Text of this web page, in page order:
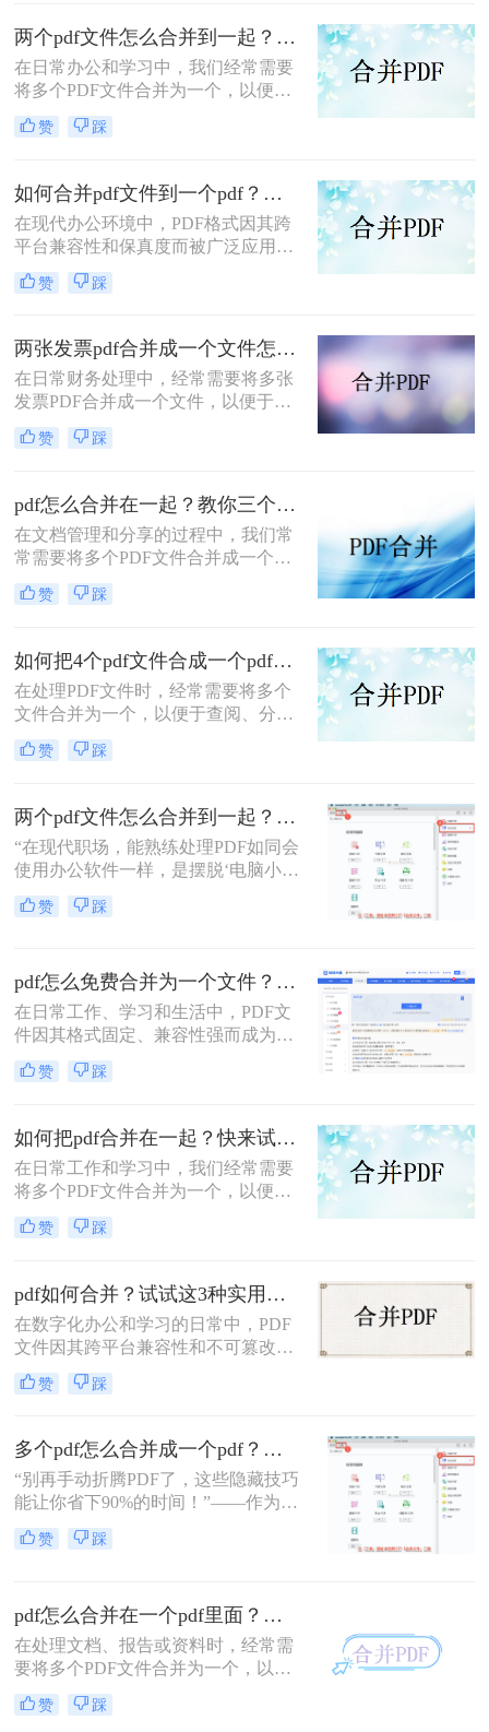
两个pdf文件怎么合并到一起？这三种合并方法超实用！
在日常办公和学习中，我们经常需要
将多个PDF文件合并为一个，以便于
阅读、分享或存档。那么两个pdf文件
怎么合并到一起呢？本文将介绍三种
赞 踩
如何合并pdf文件到一个pdf？分享三种不同的方法来帮助您轻松合并！
在现代办公环境中，PDF格式因其跨
平台兼容性和保真度而被广泛应用于
文档管理和分享。然而，当需要整合
多个PDF文件时，找到一种简单且有
何合并pdf文件到一个pdf呢？本文将
介绍三种不同的方法来帮助您轻松地
将多个PDF文件合并成一个PDF文
件。
赞 踩
两张发票pdf合并成一个文件怎么弄？掌握这3种方法轻松合并！
在日常财务处理中，经常需要将多张
发票PDF合并成一个文件，以便于归
档、分享或打印。那么两张发票pdf合
并成一个文件怎么弄呢？本文将介绍
的方法。
赞 踩
pdf怎么合并在一起？教你三个好用办法！
在文档管理和分享的过程中，我们常
常需要将多个PDF文件合并成一个单
一的文件，以简化发送、存储或打印
的过程。无论是为了创建综合报告、
握pdf怎么合并在一起是一项非常实用
的技能。本文将介绍三种不同的PDF
合并方法。
赞 踩
如何把4个pdf文件合成一个pdf？这3种合成方法请务必学会！
在处理PDF文件时，经常需要将多个
文件合并为一个，以便于查阅、分享
或存储。那么如何把4个pdf文件合成
一个pdf呢？本文将介绍三种将4个
赞 踩
两个pdf文件怎么合并到一起？3分钟教会你5种专业方法，最后一招绝了！
“在现代职场，能熟练处理PDF如同会
使用办公软件一样，是摆脱‘电脑小
白’标签、提升个人效率的隐形核心竞
争力。”——小编“领导刚把项目合同
急的！”这样的场景，你是否熟悉？
赞 踩
pdf怎么免费合并为一个文件？五种免费合并方法详解！
在日常工作、学习和生活中，PDF文
件因其格式固定、兼容性强而成为文
档交换的主流格式。然而，我们经常
遇到需要将多个PDF文件合并为一个
提交组合文档。虽然市面上有众多付
费软件提供PDF编辑功能，但免费方
案同样能高效完成任务。那么pdf怎么
免费合并为一个文件呢？本文将系统
介绍五种免费合并PDF文件的方法，
涵盖在线工具、桌面软件、命令行及
求。
赞 踩
如何把pdf合并在一起？快来试试这3种合并方法！
在日常工作和学习中，我们经常需要
将多个PDF文件合并为一个，以便于
查阅和分享。那么如何把pdf合并在一
起呢？本文将介绍三种常用的PDF合
赞 踩
pdf如何合并？试试这3种实用合并方法！
在数字化办公和学习的日常中，PDF
文件因其跨平台兼容性和不可篡改性
而广受欢迎。然而，当需要处理多个
PDF文件时，将它们合并成一个文件
并呢？本文将介绍三种合并PDF文件
的方法。
赞 踩
多个pdf怎么合并成一个pdf？小编亲测高效方法大公开！
“别再手动折腾PDF了，这些隐藏技巧
能让你省下90%的时间！”——作为从
事电脑办公软件测评多年的博主，小
编经常收到读者关于PDF合并的求
方法，帮你解决操作繁琐、安全隐忧
等核心困扰。那么多个pdf怎么合并成
一个pdf呢？本文基于真实测试和数
用技能。
赞 踩
pdf怎么合并在一个pdf里面？这二种合并方法了解下！
在处理文档、报告或资料时，经常需
要将多个PDF文件合并为一个，以便
于查阅和管理。那么pdf怎么合并在一
个pdf里面呢？本文将介绍两种将多个
赞 踩